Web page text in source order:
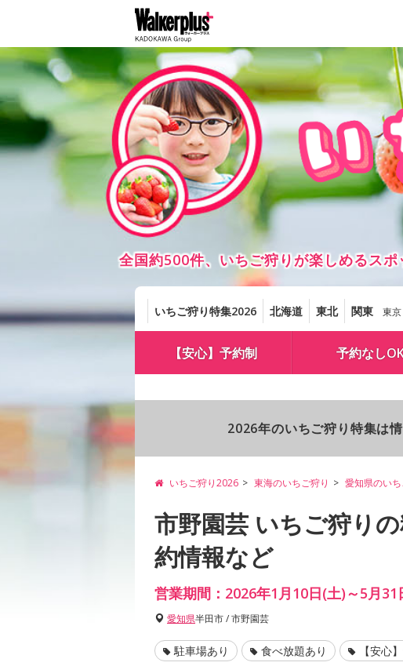
全国約500件、いちご狩りが楽しめるス
いちご狩り特集2026 北海道 東北 関東 東京
【安心】予約制 予約なし
2026年のいちご狩り特集は
いちご狩り2026 東海のいちご狩り 愛知県のいち
市野園芸 いちご狩り
約情報など
営業期間：2026年1月10日(土)～5月31
愛知県半田市 / 市野園芸
駐車場あり 食べ放題あり 【安心